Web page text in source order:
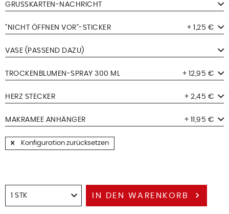
GRUSSKARTEN-NACHRICHT
"NICHT ÖFFNEN VOR"-STICKER + 1,25 €
VASE (PASSEND DAZU)
TROCKENBLUMEN-SPRAY 300 ML + 12,95 €
HERZ STECKER + 2,45 €
MAKRAMEE ANHÄNGER + 11,95 €
Konfiguration zurücksetzen
IN DEN WARENKORB